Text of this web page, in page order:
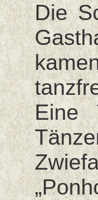
Die
Eine